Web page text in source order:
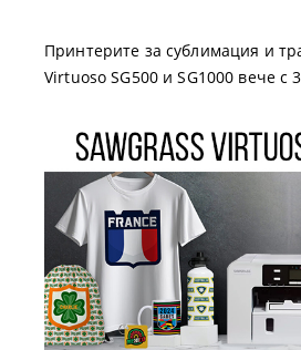
Принтерите за сублимация и
Virtuoso SG500 и SG1000 вече с